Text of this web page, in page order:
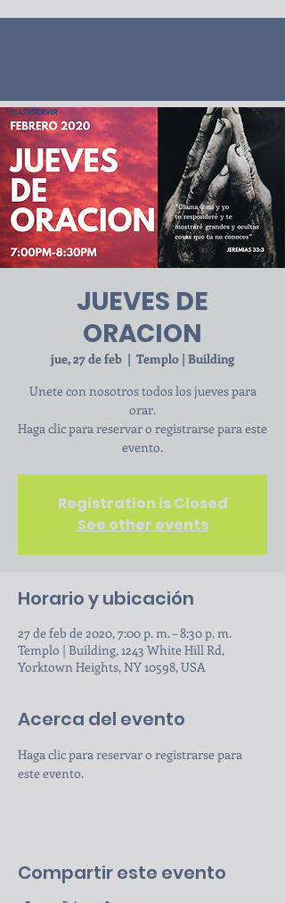
JUEVES DE
ORACION
jue, 27 de feb
  |
Templo | Building
Unete con nosotros todos los jueves para
orar.
Haga clic para reservar o registrarse para este
evento.
Registration is Closed
See other events
Horario y ubicación
27 de feb de 2020, 7:00 p. m. – 8:30 p. m.
Templo | Building, 1243 White Hill Rd,
Yorktown Heights, NY 10598, USA
Acerca del evento
Haga clic para reservar o registrarse para
este evento.
Compartir este evento